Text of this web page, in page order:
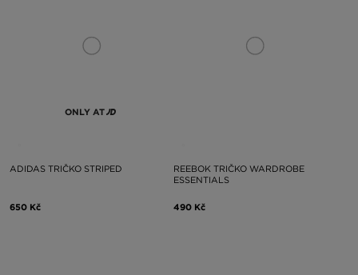
ONLY AT
ADIDAS TRIČKO STRIPED
650 Kč
REEBOK TRIČKO WARDROBE
ESSENTIALS
490 Kč